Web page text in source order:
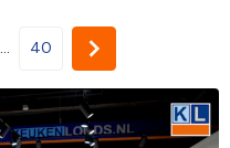
... 40